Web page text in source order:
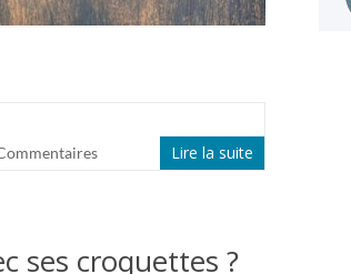
Lire la suite
ses croquettes ?